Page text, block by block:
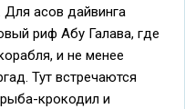
асов дайвинга
риф Абу Галава, где
и не менее
Тут встречаются
крокодил и